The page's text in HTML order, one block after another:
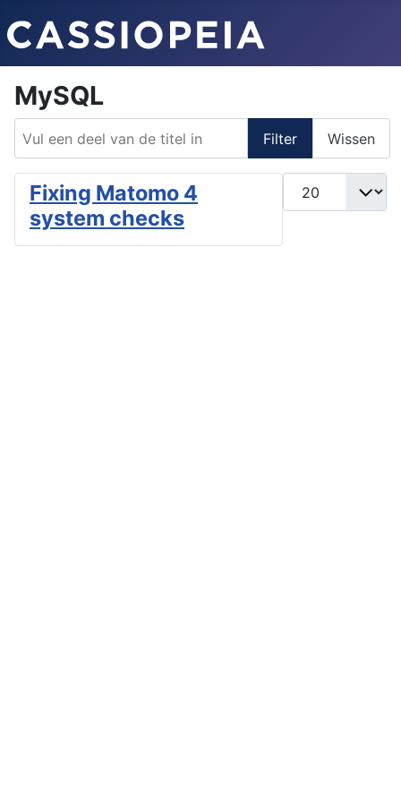
MySQL
Filter Wissen
Toon #
Fixing Matomo 4
system checks